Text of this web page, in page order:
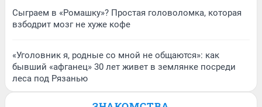
Сыграем в «Ромашку»? Простая головоломка, которая
взбодрит мозг не хуже кофе
«Уголовник я, родные со мной не общаются»: как
бывший «афганец» 30 лет живет в землянке посреди
леса под Рязанью